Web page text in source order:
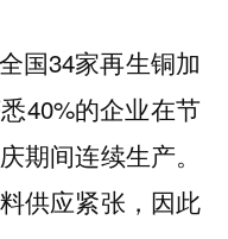
国34家再生铜加
40%的企业在节
期间连续生产。
供应紧张，因此